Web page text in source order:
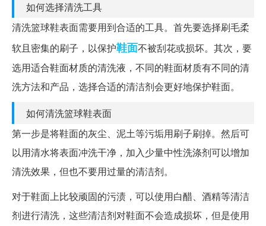
如何选择清洗工具
清洗篮球鞋表面需要用到合适的工具。首先要选择刷毛柔
软且密集的刷子，以保护鞋面不被刮花或损坏。其次，要
选用适合鞋面材质的清洗液，不同的鞋面材质有不同的清
洗方法和产品，选择合适的清洁剂会更好地保护鞋面。
如何清洗篮球鞋表面
第一步是将鞋面的灰尘、泥土等污垢用刷子刷掉。然后可
以用清水将表面冲洗干净，加入少量中性洗涤剂可以增加
清洗效果，但也不要用过量的清洁剂。
对于鞋面上比较顽固的污渍，可以使用白醋、酒精等清洁
剂进行清洗，这些清洁剂对鞋面不会造成损坏，但是使用